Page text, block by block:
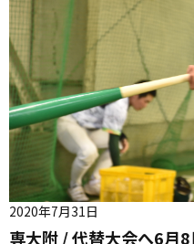
専大附 / 代替大会へ6月
2020年7月31日